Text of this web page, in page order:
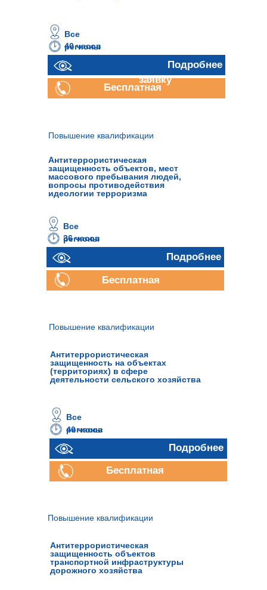
Повышение квалификации
40 часов
Все
регионы
Бесплатная
Повышение квалификации
Антитеррористическая
защищенность объектов
транспортной инфраструктуры
дорожного хозяйства
Подробнее
Антитеррористическая
защищенность на объектах
(территориях) в сфере
деятельности сельского хозяйства
40 часов
Отправить
заявку
Все
регионы
Подробнее
Бесплатная
Повышение квалификации
Антитеррористическая
защищенность объектов, мест
массового пребывания людей,
вопросы противодействия
идеологии терроризма
36 часов
Все
регионы
Подробнее
Бесплатная